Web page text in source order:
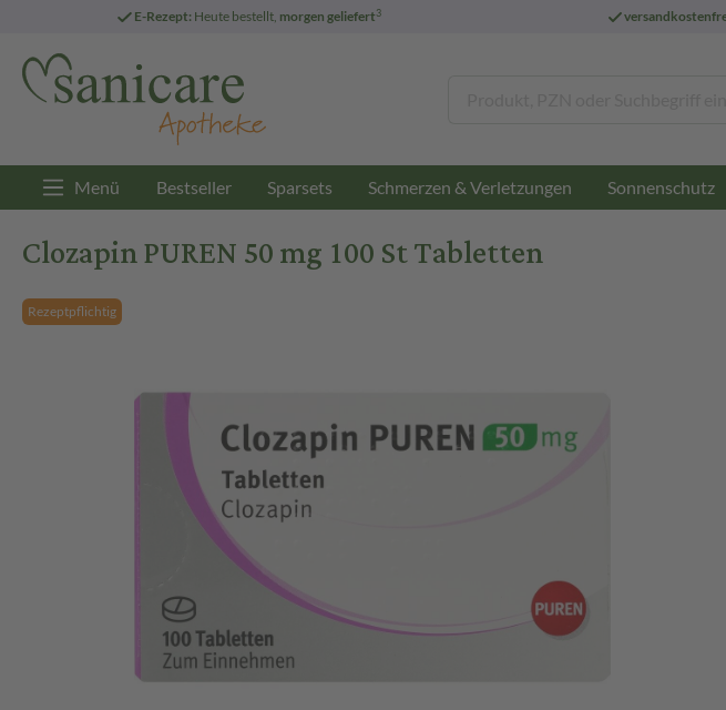
E-Rezept: Heute bestellt, morgen geliefert3
Menü Bestseller Sparsets Schmerzen & Verletzungen Sonnenschutz
Clozapin PUREN 50 mg 100 St Tabletten
Rezeptpflichtig